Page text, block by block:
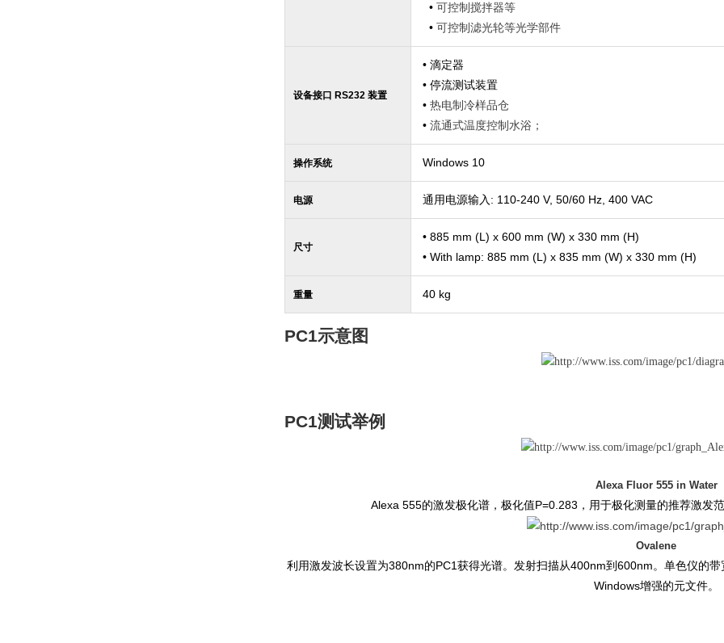
• 可控制搅拌器等
• 可控制滤光轮等光学部件
设备接口 RS232 装置
• 滴定器
• 停流测试装置
• 热电制冷样品仓
• 流通式温度控制水浴；
操作系统 Windows 10
电源 通用电源输入: 110-240 V, 50/60 Hz, 400 VAC
尺寸
• 885 mm (L) x 600 mm (W) x 330 mm (H)
• With lamp: 885 mm (L) x 835 mm (W) x 330 mm (H)
重量 40 kg
PC1示意图
PC1测试举例
Alexa Fluor 555 in Water
Alexa 555的激发极化谱，极化值P=0.283 ，用于极化测量的推荐激发
Ovalene
利用激发波长设置为380nm的PC1获得光谱。发射扫描从400nm到600nm。单色仪的带
Windows增强的元文件。